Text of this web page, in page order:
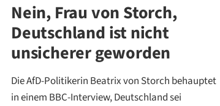
Nein, Frau von Storch,
Deutschland ist nicht
unsicherer geworden
Die AfD-Politikerin Beatrix von Storch behauptet
in einem BBC-Interview, Deutschland sei